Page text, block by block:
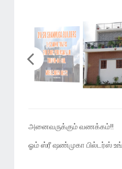
அனைவருக்கும் வணக்கம்!!
ஓம் ஸ்ரீ ஷண்முகா பில்டர்ஸ்